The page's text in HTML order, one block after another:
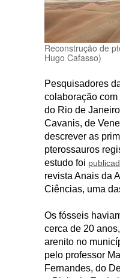
Reconstrução de
Hugo Cafasso)
Pesquisadores
colaboração com
do Rio de
Cavanis, de
descrever as
pterossauros
estudo foi
revista Anais da
Ciências, uma
Os fósseis
cerca de 20
arenito no
pelo professor
Fernandes, do